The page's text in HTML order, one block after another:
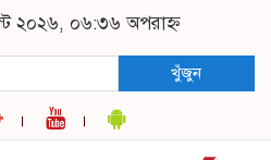
২০২৬, ০৬:৩৬ অপরাহ্ন
খুঁজুন